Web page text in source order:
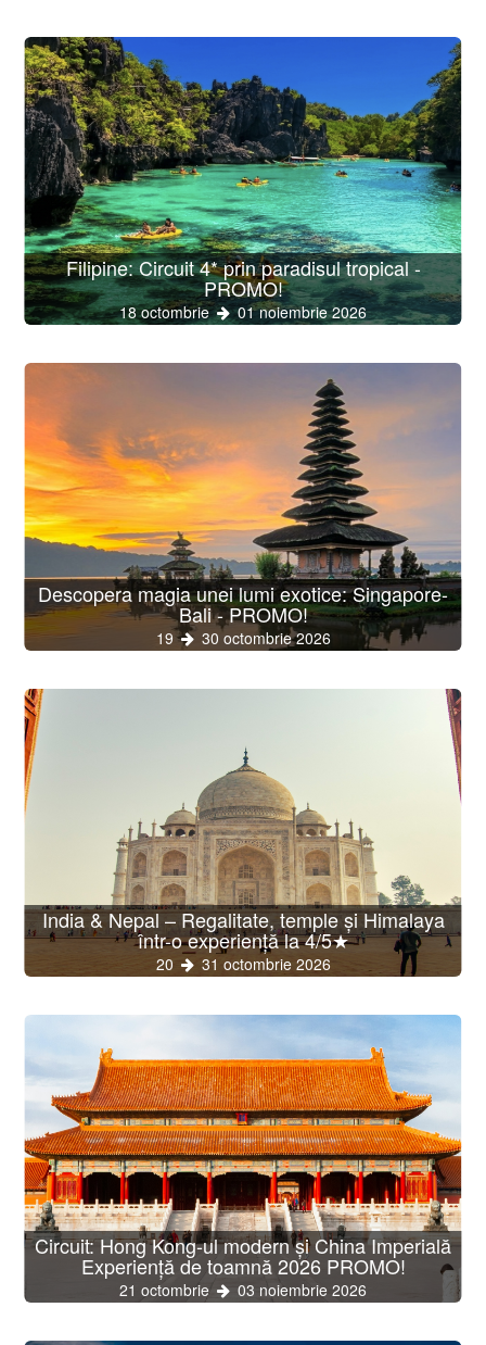
Filipine: Circuit 4* prin paradisul tropical -
PROMO!
18 octombrie 01 noiembrie 2026
Descopera magia unei lumi exotice: Singapore-
Bali - PROMO!
19 30 octombrie 2026
India & Nepal – Regalitate, temple și Himalaya
într-o experiență la 4/5★
20 31 octombrie 2026
Circuit: Hong Kong-ul modern și China Imperială
Experiență de toamnă 2026 PROMO!
21 octombrie 03 noiembrie 2026